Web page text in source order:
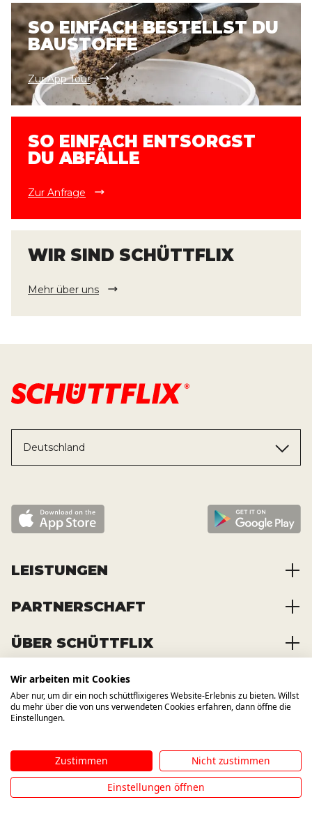
SO EINFACH BESTELLST DU
BAUSTOFFE
Zur App Tour
SO EINFACH ENTSORGST
DU ABFÄLLE
Zur Anfrage
WIR SIND SCHÜTTFLIX
Mehr über uns
Deutschland
LEISTUNGEN
Baustoffe kaufen
Container mieten
Transporte bestellen
PARTNERSCHAFT
Zusammenarbeit
Registrierung
ÜBER SCHÜTTFLIX
Über das Unternehmen
Offene Stellen
News und Presse
WIR BAUEN AUCH AUF ANDERE
KANÄLE
Impressum Datenschutzbestimmung
Hinweisgebersystem
©2026SCHÜTTFLIX
Wir arbeiten mit Cookies
Aber nur, um dir ein noch schüttflixigeres Website-Erlebnis zu bieten. Willst
du mehr über die von uns verwendeten Cookies erfahren, dann öffne die
Einstellungen.
Zustimmen
Nicht zustimmen
Einstellungen öffnen